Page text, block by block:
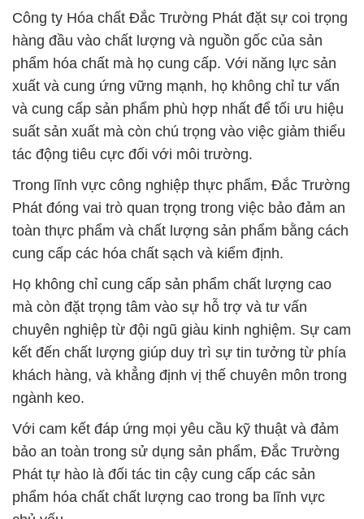
Công ty Hóa chất Đắc Trường Phát đặt sự coi trọng
hàng đầu vào chất lượng và nguồn gốc của sản
phẩm hóa chất mà họ cung cấp. Với năng lực sản
xuất và cung ứng vững mạnh, họ không chỉ tư vấn
và cung cấp sản phẩm phù hợp nhất để tối ưu hiệu
suất sản xuất mà còn chú trọng vào việc giảm thiểu
tác động tiêu cực đối với môi trường.
Trong lĩnh vực công nghiệp thực phẩm, Đắc Trường
Phát đóng vai trò quan trọng trong việc bảo đảm an
toàn thực phẩm và chất lượng sản phẩm bằng cách
cung cấp các hóa chất sạch và kiểm định.
Họ không chỉ cung cấp sản phẩm chất lượng cao
mà còn đặt trọng tâm vào sự hỗ trợ và tư vấn
chuyên nghiệp từ đội ngũ giàu kinh nghiệm. Sự cam
kết đến chất lượng giúp duy trì sự tin tưởng từ phía
khách hàng, và khẳng định vị thế chuyên môn trong
ngành keo.
Với cam kết đáp ứng mọi yêu cầu kỹ thuật và đảm
bảo an toàn trong sử dụng sản phẩm, Đắc Trường
Phát tự hào là đối tác tin cậy cung cấp các sản
phẩm hóa chất chất lượng cao trong ba lĩnh vực